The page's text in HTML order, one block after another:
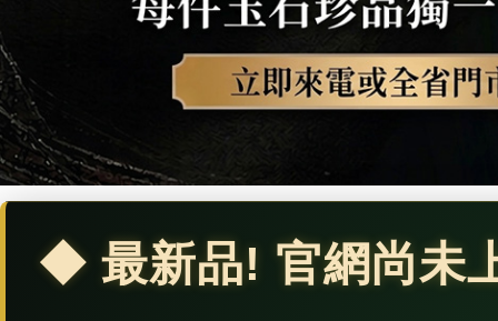
◆ 最新品! 官網尚未